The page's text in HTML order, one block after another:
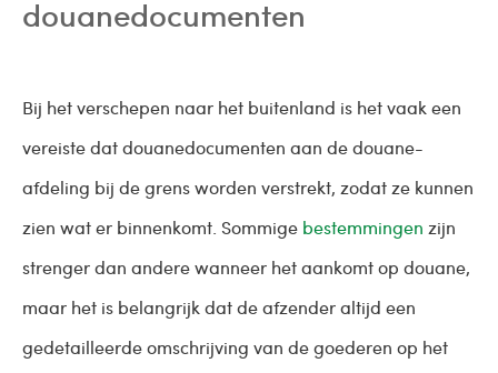
douanedocumenten
Bij het verschepen naar het buitenland is het vaak een
vereiste dat douanedocumenten aan de douane-
afdeling bij de grens worden verstrekt, zodat ze kunnen
zien wat er binnenkomt. Sommige bestemmingen zijn
strenger dan andere wanneer het aankomt op douane,
maar het is belangrijk dat de afzender altijd een
gedetailleerde omschrijving van de goederen op het